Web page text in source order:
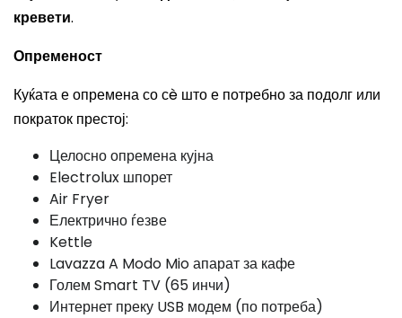
кревети.
Опременост
Куќата е опремена со сè што е потребно за подолг или
пократок престој:
Целосно опремена кујна
Electrolux шпорет
Air Fryer
Електрично ѓезве
Kettle
Lavazza A Modo Mio апарат за кафе
Голем Smart TV (65 инчи)
Интернет преку USB модем (по потреба)